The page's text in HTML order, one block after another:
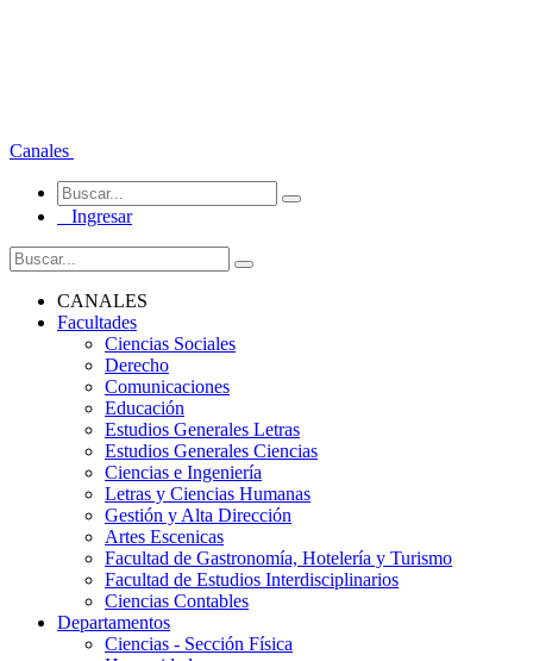
Canales
Ingresar
CANALES
Facultades
Ciencias Sociales
Derecho
Comunicaciones
Educación
Estudios Generales Letras
Estudios Generales Ciencias
Ciencias e Ingeniería
Letras y Ciencias Humanas
Gestión y Alta Dirección
Artes Escenicas
Facultad de Gastronomía, Hotelería y Turismo
Facultad de Estudios Interdisciplinarios
Ciencias Contables
Departamentos
Ciencias - Sección Física